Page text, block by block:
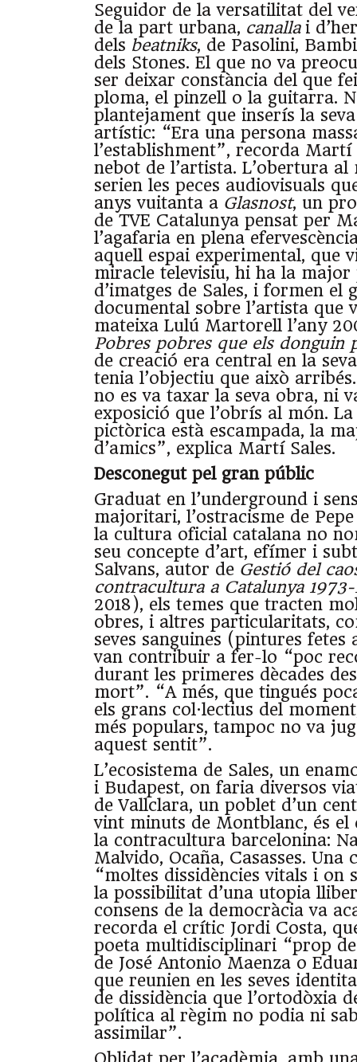
Seguidor de la versatilitat del
de la part urbana, canallai
dels beatniks, de Pasolini,
dels Stones. El que no va
ser deixar constància del que
ploma, el pinzell o la guitarra.
plantejament que inserís la
artístic: “Era una persona
l’establishment”, recorda Martí
nebot de l’artista. L’obertura al
serien les peces audiovisuals
anys vuitanta a Glasnost, un
de TVE Catalunya pensat per
l’agafaria en plena
aquell espai experimental, que
miracle televisiu, hi ha la major
d’imatges de Sales, i formen el
documental sobre l’artista que
mateixa Lulú Martorell l’any
Pobres pobres que els donguin
de creació era central en la
tenia l’objectiu que això
no es va taxar la seva obra, ni
exposició que l’obrís al món.
pictòrica està escampada, la
d’amics”, explica Martí Sales.
Desconegut pel gran públic
Graduat en l’underground i
majoritari, l’ostracisme de
la cultura oficial catalana no
seu concepte d’art, efímer i
Salvans, autor de Gestió del
contracultura a Catalunya 1973-
2018), els temes que tracten
obres, i altres particularitats,
seves sanguines (pintures fetes
van contribuir a fer-lo “poc
durant les primeres dècades
mort”. “A més, que tingués
els grans col·lectius del
més populars, tampoc no va
aquest sentit”.
L’ecosistema de Sales, un
i Budapest, on faria diversos
de Vallclara, un poblet d’un
vint minuts de Montblanc, és el
la contracultura barcelonina:
Malvido, Ocaña, Casasses.
“moltes dissidències vitals i on
la possibilitat d’una utopia
consens de la democràcia va
recorda el crític Jordi Costa,
poeta multidisciplinari “prop
de José Antonio Maenza o
que reunien en les seves
de dissidència que l’ortodòxia
política al règim no podia ni
assimilar”.